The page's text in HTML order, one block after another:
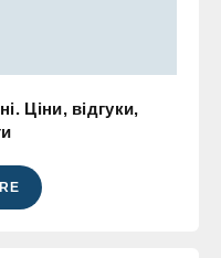
Ціни, відгуки,